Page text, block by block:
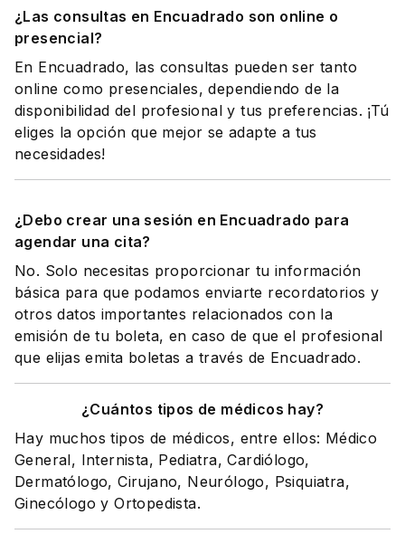
¿Las consultas en Encuadrado son online o
presencial?
En Encuadrado, las consultas pueden ser tanto
online como presenciales, dependiendo de la
disponibilidad del profesional y tus preferencias. ¡Tú
eliges la opción que mejor se adapte a tus
necesidades!
¿Debo crear una sesión en Encuadrado para
agendar una cita?
No. Solo necesitas proporcionar tu información
básica para que podamos enviarte recordatorios y
otros datos importantes relacionados con la
emisión de tu boleta, en caso de que el profesional
que elijas emita boletas a través de Encuadrado.
¿Cuántos tipos de médicos hay?
Hay muchos tipos de médicos, entre ellos: Médico
General, Internista, Pediatra, Cardiólogo,
Dermatólogo, Cirujano, Neurólogo, Psiquiatra,
Ginecólogo y Ortopedista.